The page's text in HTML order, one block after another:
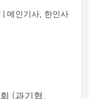
|메인기사
한인사
(과기협,